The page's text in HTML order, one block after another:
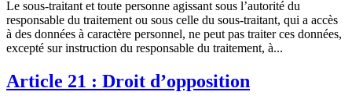
Le sous-traitant et toute personne agissant sous l’autorité du
responsable du traitement ou sous celle du sous-traitant, qui a accès
à des données à caractère personnel, ne peut pas traiter ces données,
excepté sur instruction du responsable du traitement, à...
Article 21 : Droit d’opposition